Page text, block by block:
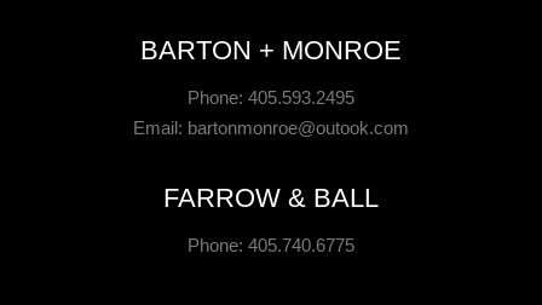
BARTON + MONROE
Phone: 405.593.2495
Email: bartonmonroe@outook.com
FARROW & BALL
Phone: 405.740.6775